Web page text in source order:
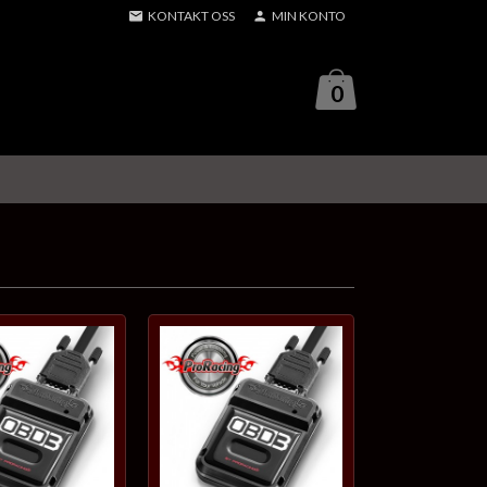
KONTAKT OSS MIN KONTO
0